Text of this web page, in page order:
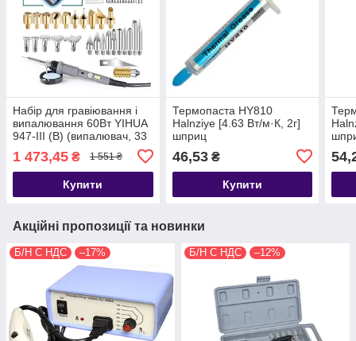
Набір для гравіювання і
випалювання 60Вт YIHUA
947-III (B) (випалювач, 33
1 473,45 ₴ 1 551 ₴
Купити
Термопаста HY810
Halnziye [4.63 Вт/м·К, 2г]
шприц
46,53₴
Купити
Акційні пропозиції та новинки
Б/Н С НДС –17% Б/Н С НДС –12%